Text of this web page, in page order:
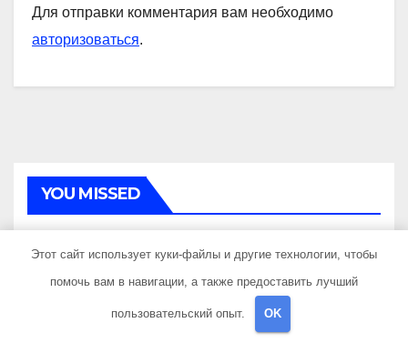
Для отправки комментария вам необходимо
авторизоваться.
YOU MISSED
Формат речных прогулок с
Этот сайт использует куки-файлы и другие технологии, чтобы
помочь вам в навигации, а также предоставить лучший
пользовательский опыт. OK